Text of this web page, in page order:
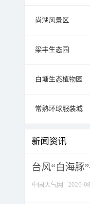
尚湖风景区
梁丰生态园
白塘生态植物园
常熟环球服装城
新闻资讯
台风“白海豚
中国天气网 2026-